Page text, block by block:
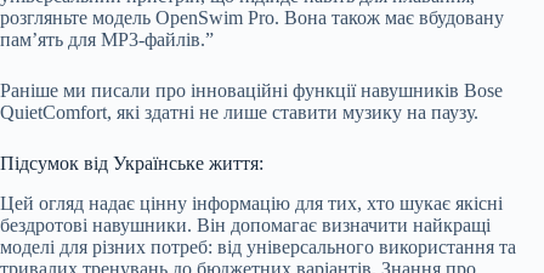
розгляньте модель OpenSwim Pro. Вона також має вбудовану
пам’ять для MP3-файлів.”
Раніше ми писали про інноваційні функції навушників Bose
QuietComfort, які здатні не лише ставити музику на паузу.
Підсумок від Українське життя:
Цей огляд надає цінну інформацію для тих, хто шукає якісні
бездротові навушники. Він допомагає визначити найкращі
моделі для різних потреб: від універсального використання та
тривалих тренувань до бюджетних варіантів. Знання про